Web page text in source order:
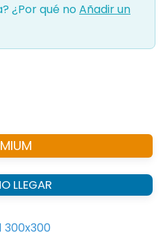
¿Por qué noAñadir un
LLEGAR